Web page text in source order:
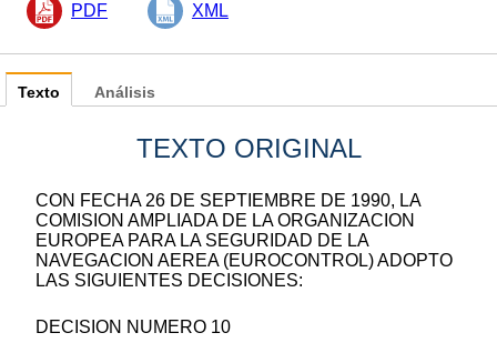
PDF XML
Texto
TEXTO ORIGINAL
CON FECHA 26 DE SEPTIEMBRE DE 1990, LA
COMISION AMPLIADA DE LA ORGANIZACION
EUROPEA PARA LA SEGURIDAD DE LA
NAVEGACION AEREA (EUROCONTROL) ADOPTO
LAS SIGUIENTES DECISIONES:
DECISION NUMERO 10
Análisis